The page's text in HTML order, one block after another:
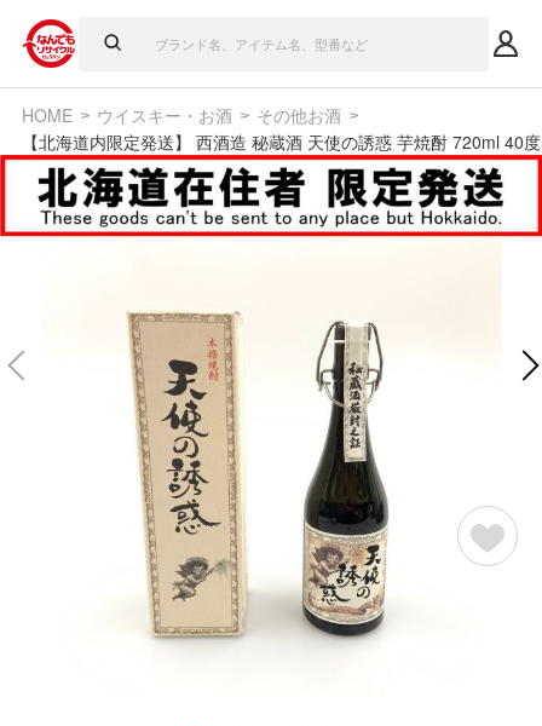
HOME ウイスキー・お酒
その他お酒
【北海道内限定発送】 西酒造 秘蔵酒 天使の誘惑 芋焼酎 720ml 40